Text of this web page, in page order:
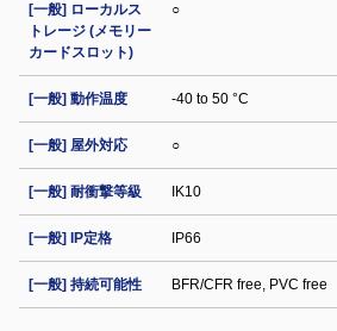
[一般] ローカルス
トレージ (メモリー
カードスロット)
○
[一般] 動作温度 -40 to 50 °C
[一般] 屋外対応 ○
[一般] 耐衝撃等級 IK10
[一般] IP定格 IP66
[一般] 持続可能性 BFR/CFR free, PVC free